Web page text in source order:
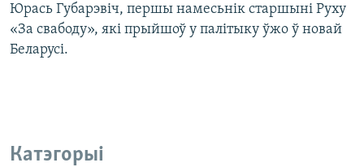
Юрась Губарэвіч, першы намесьнік старшыні Руху
«За свабоду», які прыйшоў у палітыку ўжо ў новай
Беларусі.
Катэгорыі